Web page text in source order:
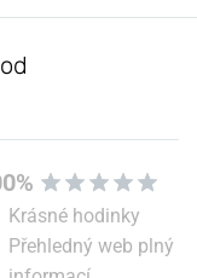
komentář
Krásné hodinky
Přehledný web plný